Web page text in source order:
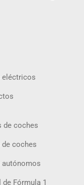
eléctricos
de coches
coches
autónomos
de Fórmula 1